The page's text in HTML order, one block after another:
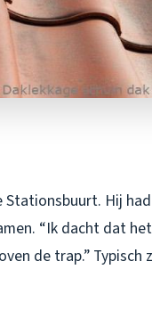
Hij
“Ik dacht dat
de trap.”